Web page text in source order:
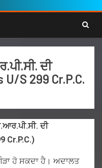
ਦੀ
S 299 Cr.P.C.
ਦੀ
Cr.P.C.)
ਹੋ ਸਕਦਾ ਹੈ। ਅਦਾਲਤ